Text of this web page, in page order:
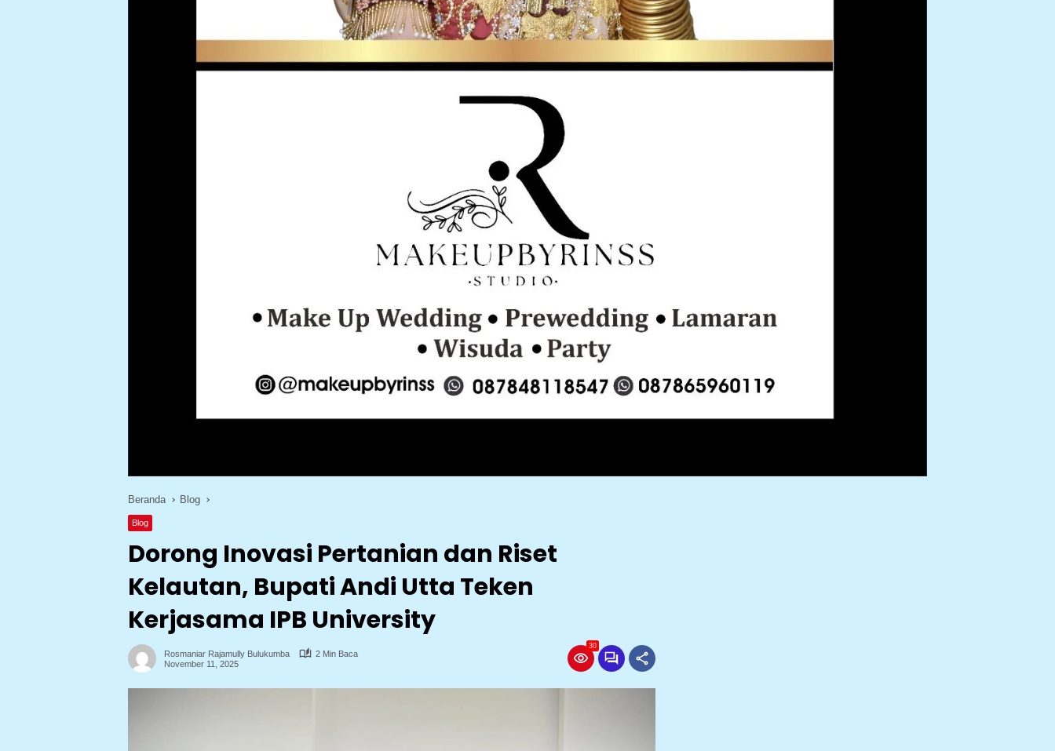
Beranda Blog
Blog
Dorong Inovasi Pertanian dan Riset
Kelautan, Bupati Andi Utta Teken
Kerjasama IPB University
Rosmaniar Rajamully Bulukumba
2 Min Baca
November 11, 2025
30